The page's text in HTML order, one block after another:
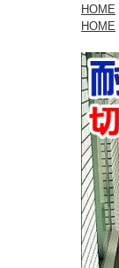
HOME
HOME